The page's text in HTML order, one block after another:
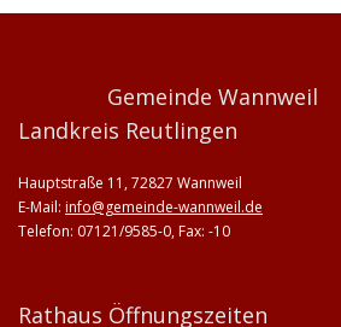
Gemeinde Wannweil
Landkreis Reutlingen
Hauptstraße 11, 72827 Wannweil
E-Mail: info@gemeinde-wannweil.de
Telefon: 07121/9585-0, Fax: -10
Rathaus Öffnungszeiten